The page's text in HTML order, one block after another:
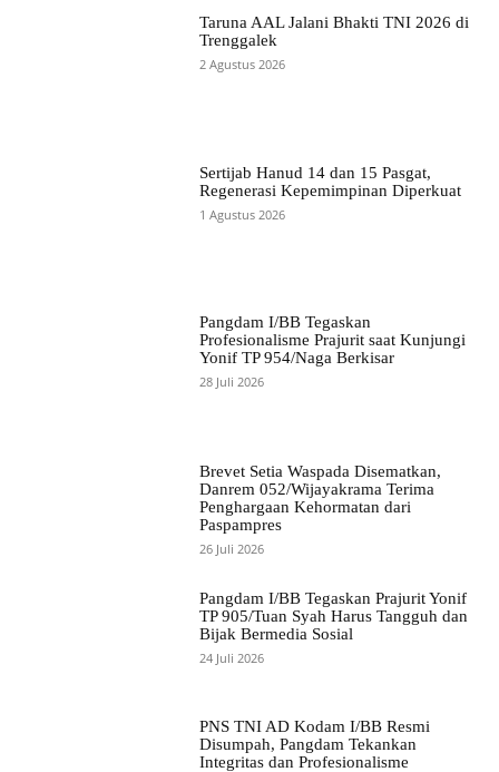
Taruna AAL Jalani Bhakti TNI 2026 di
Trenggalek
2 Agustus 2026
Sertijab Hanud 14 dan 15 Pasgat,
Regenerasi Kepemimpinan Diperkuat
1 Agustus 2026
Pangdam I/BB Tegaskan
Profesionalisme Prajurit saat Kunjungi
Yonif TP 954/Naga Berkisar
28 Juli 2026
Brevet Setia Waspada Disematkan,
Danrem 052/Wijayakrama Terima
Penghargaan Kehormatan dari
Paspampres
26 Juli 2026
Pangdam I/BB Tegaskan Prajurit Yonif
TP 905/Tuan Syah Harus Tangguh dan
Bijak Bermedia Sosial
24 Juli 2026
PNS TNI AD Kodam I/BB Resmi
Disumpah, Pangdam Tekankan
Integritas dan Profesionalisme